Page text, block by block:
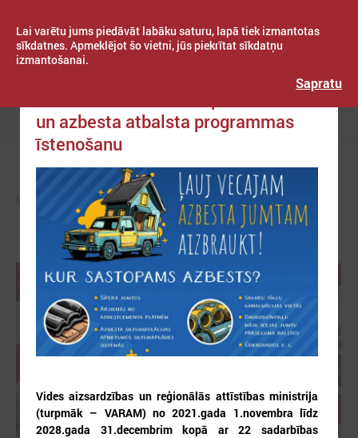
Lai varētu jums piedāvāt labāku saturu, lapā tiek izmantotas
sīkdatnes. Apmeklējot šo vietni, jūs piekrītat sīkdatņu
izmantošanai.
Sapratu
Izvēlne
PAŠVALDĪBĀS
un azbesta atbalsta programmas
īstenošanu
Vides aizsardzības un reģionālās attīstības ministrija
(turpmāk – VARAM) no 2021.gada 1.novembra līdz
2028.gada 31.decembrim kopā ar 22 sadarbības